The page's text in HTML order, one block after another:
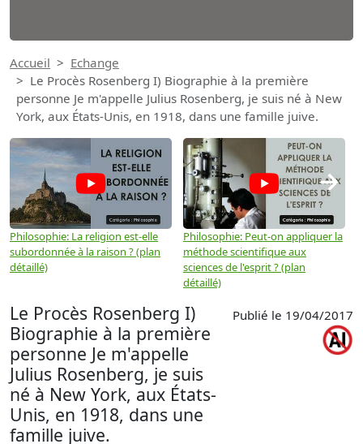
Accueil
Echange
Le Procès Rosenberg I) Biographie à la première
personne Je m'appelle Julius Rosenberg, je suis né à New
York, aux États-Unis, en 1918, dans une famille juive.
Philosophie: La religion est-elle
subordonnée à la raison ? (plan
détaillé)
Philosophie: Peut-on appliquer la
méthode scientifique aux
sciences de l'esprit ? (plan
détaillé)
→
Le Procès Rosenberg I)
Biographie à la première
personne Je m'appelle
Julius Rosenberg, je suis
né à New York, aux États-
Unis, en 1918, dans une
famille juive.
Publié le 19/04/2017